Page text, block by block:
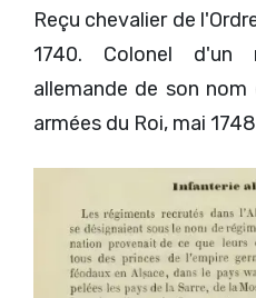
Reçu chevalier de
1740. Colonel d'un
allemande de son
armées du Roi, mai